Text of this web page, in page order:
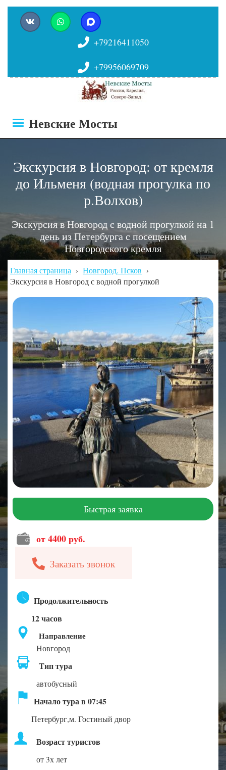
+79216411050
+79956069709
Невские Мосты
Экскурсия в Новгород: от кремля
до Ильменя (водная прогулка по
р.Волхов)
Экскурсия в Новгород с водной прогулкой на 1
день из Петербурга с посещением
Новгородского кремля
Главная страница › Новгород. Псков ›
Экскурсия в Новгород с водной прогулкой
Быстрая заявка
от 4400 руб.
Заказать звонок
Продолжительность
12 часов
Направление
Новгород
Тип тура
автобусный
Начало тура в 07:45
Петербург,м. Гостиный двор
Возраст туристов
от 3х лет